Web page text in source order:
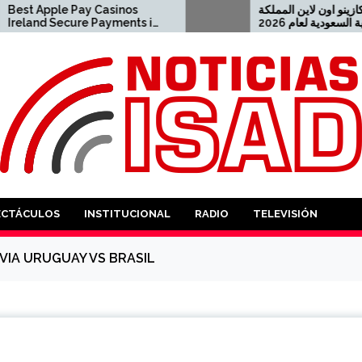
in
apple pay
أفضل كازينو اون لاين المملكة
العربية السعودية لعام 2026
2021-08-04 كازينو USDT
INSTITUCIONAL RADIO TELEVISIÓN
URUGUAY VS BRASIL